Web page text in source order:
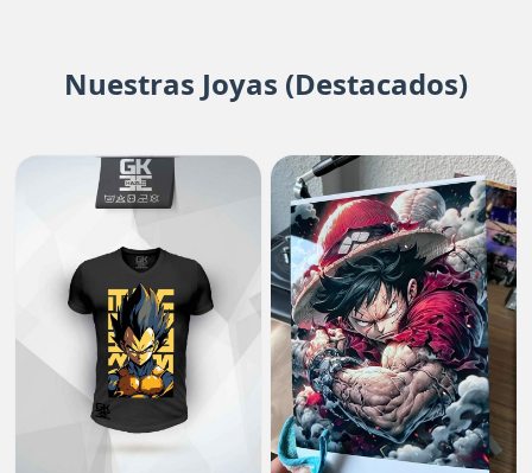
Nuestras Joyas (Destacados)